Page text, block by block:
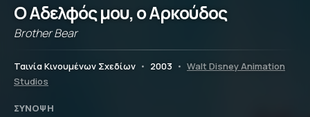
Ο Αδελφός μου, ο Αρκούδος
Brother Bear
Ταινία Κινουμένων Σχεδίων • 2003 • Walt Disney Animation
Studios
ΣΎΝΟΨΗ